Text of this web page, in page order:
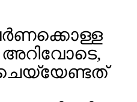
കതക് അടച്ചു.
തന്നെ എല്ലാ
അദ്ദേഹം പറയുന്നു.
മുറിയില്‍ നിന്ന്
എന്ന് മമ്മൂട്ടി
ചെയ്തതായാണ്
ഏറ്റവും
അറിവോടെ,